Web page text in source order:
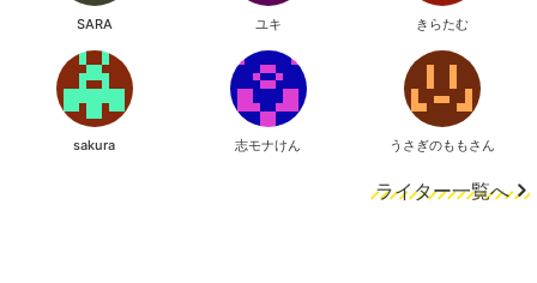
SARA ユキ きらたむ
sakura 志モナけん うさぎのももさん
ライター一覧へ